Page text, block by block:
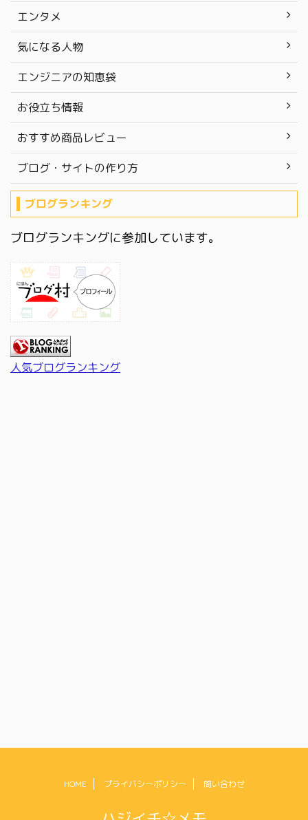
エンタメ
気になる人物
エンジニアの知恵袋
お役立ち情報
おすすめ商品レビュー
ブログ・サイトの作り方
ブログランキング
ブログランキングに参加しています。
人気ブログランキング
HOME プライバシーポリシー 問い合わせ